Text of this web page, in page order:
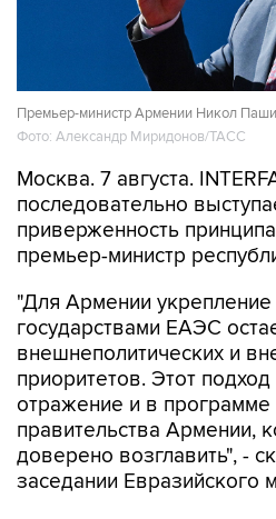
Премьер-министр Армении Никол
Фото: Александр Миридонов/ТАСС
Москва. 7 августа.
последовательно
приверженность
премьер-министр
"Для Армении укрепление
государствами ЕАЭС
внешнеполитических и
приоритетов. Этот
отражение и в программе
правительства Армении,
доверено возглавить", -
заседании Евразийского